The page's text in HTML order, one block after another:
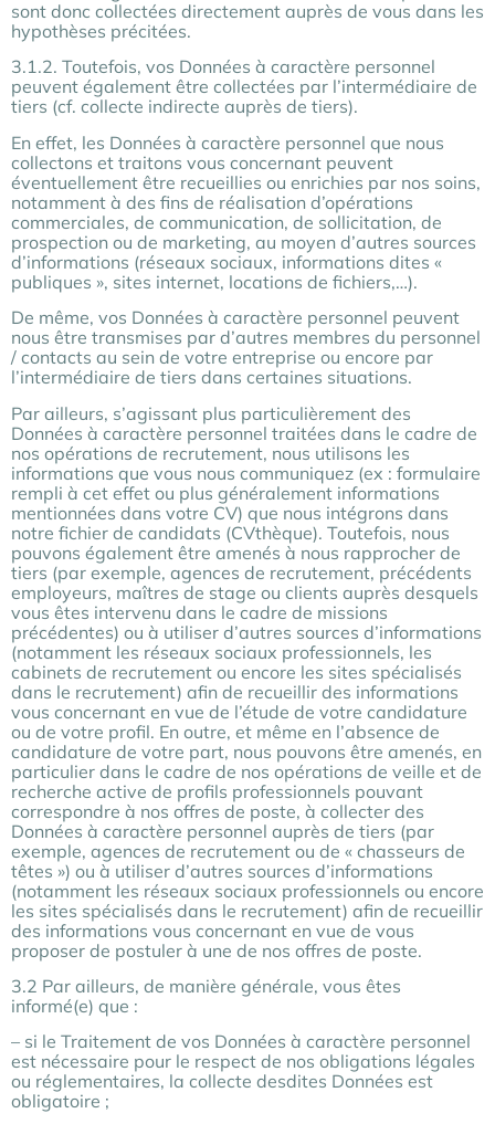
sont donc collectées directement auprès de vous dans les
hypothèses précitées.
3.1.2. Toutefois, vos Données à caractère personnel
peuvent également être collectées par l’intermédiaire de
tiers (cf. collecte indirecte auprès de tiers).
En effet, les Données à caractère personnel que nous
collectons et traitons vous concernant peuvent
éventuellement être recueillies ou enrichies par nos soins,
notamment à des fins de réalisation d’opérations
commerciales, de communication, de sollicitation, de
prospection ou de marketing, au moyen d’autres sources
d’informations (réseaux sociaux, informations dites «
publiques », sites internet, locations de fichiers,…).
De même, vos Données à caractère personnel peuvent
nous être transmises par d’autres membres du personnel
/ contacts au sein de votre entreprise ou encore par
l’intermédiaire de tiers dans certaines situations.
Par ailleurs, s’agissant plus particulièrement des
Données à caractère personnel traitées dans le cadre de
nos opérations de recrutement, nous utilisons les
informations que vous nous communiquez (ex : formulaire
rempli à cet effet ou plus généralement informations
mentionnées dans votre CV) que nous intégrons dans
notre fichier de candidats (CVthèque). Toutefois, nous
pouvons également être amenés à nous rapprocher de
tiers (par exemple, agences de recrutement, précédents
employeurs, maîtres de stage ou clients auprès desquels
vous êtes intervenu dans le cadre de missions
précédentes) ou à utiliser d’autres sources d’informations
(notamment les réseaux sociaux professionnels, les
cabinets de recrutement ou encore les sites spécialisés
dans le recrutement) afin de recueillir des informations
vous concernant en vue de l’étude de votre candidature
ou de votre profil. En outre, et même en l’absence de
candidature de votre part, nous pouvons être amenés, en
particulier dans le cadre de nos opérations de veille et de
recherche active de profils professionnels pouvant
correspondre à nos offres de poste, à collecter des
Données à caractère personnel auprès de tiers (par
exemple, agences de recrutement ou de « chasseurs de
têtes ») ou à utiliser d’autres sources d’informations
(notamment les réseaux sociaux professionnels ou encore
les sites spécialisés dans le recrutement) afin de recueillir
des informations vous concernant en vue de vous
proposer de postuler à une de nos offres de poste.
3.2 Par ailleurs, de manière générale, vous êtes
informé(e) que :
– si le Traitement de vos Données à caractère personnel
est nécessaire pour le respect de nos obligations légales
ou réglementaires, la collecte desdites Données est
obligatoire ;